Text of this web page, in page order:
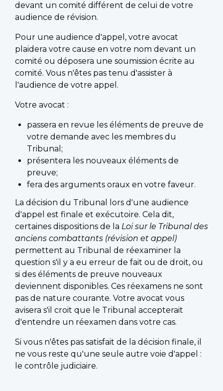
devant un comité différent de celui de votre
audience de révision.
Pour une audience d'appel, votre avocat
plaidera votre cause en votre nom devant un
comité ou déposera une soumission écrite au
comité. Vous n'êtes pas tenu d'assister à
l'audience de votre appel.
Votre avocat :
passera en revue les éléments de preuve de
votre demande avec les membres du
Tribunal;
présentera les nouveaux éléments de
preuve;
fera des arguments oraux en votre faveur.
La décision du Tribunal lors d'une audience
d'appel est finale et exécutoire. Cela dit,
certaines dispositions de la Loi sur le Tribunal des
anciens combattants (révision et appel)
permettent au Tribunal de réexaminer la
question s'il y a eu erreur de fait ou de droit, ou
si des éléments de preuve nouveaux
deviennent disponibles. Ces réexamens ne sont
pas de nature courante. Votre avocat vous
avisera s'il croit que le Tribunal accepterait
d'entendre un réexamen dans votre cas.
Si vous n'êtes pas satisfait de la décision finale, il
ne vous reste qu'une seule autre voie d'appel :
le contrôle judiciaire.